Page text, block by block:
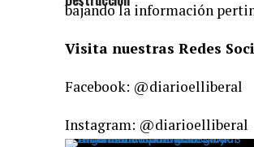
bajando la información
Visita nuestras Redes
Facebook: @diarioelliberal
Instagram: @diarioelliberal